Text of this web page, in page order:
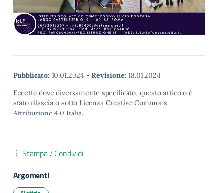
Pubblicato: 10.01.2024 - Revisione: 18.01.2024
Eccetto dove diversamente specificato, questo articolo è
stato rilasciato sotto Licenza Creative Commons
Attribuzione 4.0 Italia.
Stampa / Condividi
Argomenti